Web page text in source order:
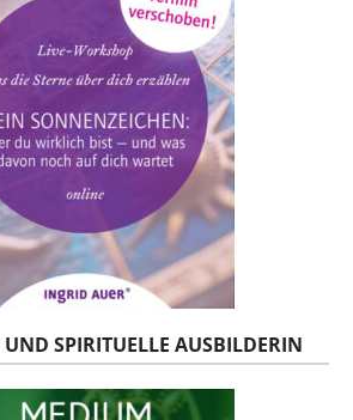
SPIRITUELLE AUSBILDERIN